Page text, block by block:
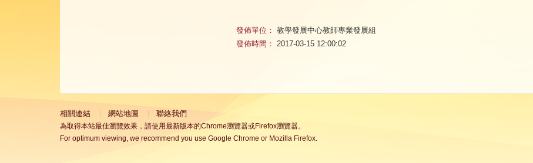
發佈單位： 教學發展中心教師專業發展組
發佈時間： 2017-03-15 12:00:02
相關連結 網站地圖 聯絡我們
為取得本站最佳瀏覽效果，請使用最新版本的Chrome瀏覽器或Firefox瀏覽器。
For optimum viewing, we recommend you use Google Chrome or Mozilla Firefox.